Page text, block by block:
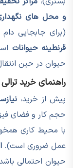
و محل های
(برای جابجایی
قرنطینه حیوانات
حیوان در حین
راهنمای خرید
پیش از خرید،
حجم کار و فضای
با محیط کاری
عمل ضروری است).
حیوان احتمالی